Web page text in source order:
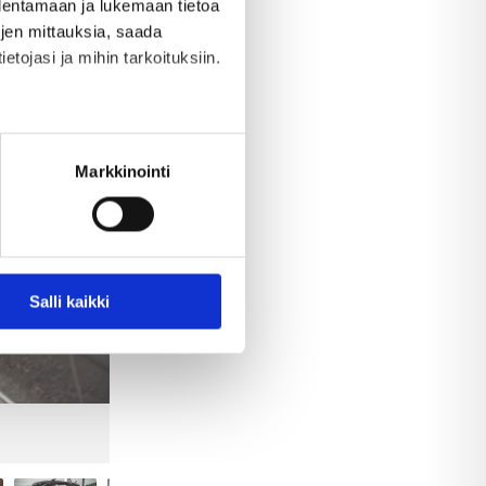
ja lukemaan tietoa
mittauksia, saada
ja mihin tarkoituksiin.
tukemiseen
alan
tietoja muihin tietoihin, joita
Markkinointi
Salli kaikki